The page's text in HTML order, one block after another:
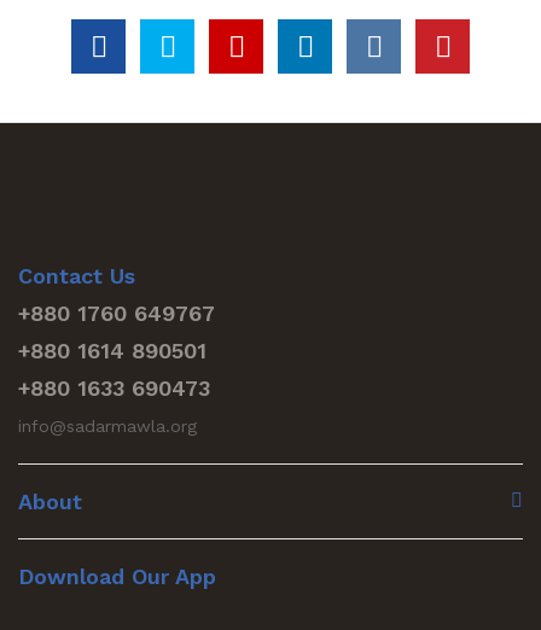
Contact Us
+880 1760 649767
+880 1614 890501
+880 1633 690473
info@sadarmawla.org
About
Download Our App